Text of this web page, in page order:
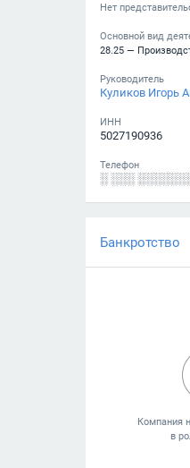
Нет
Основной вид
28.25 —
Руководитель
Куликов Игорь
ИНН
5027190936
Телефон
░ ░░░
Банкротство